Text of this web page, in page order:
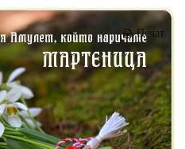
Печат